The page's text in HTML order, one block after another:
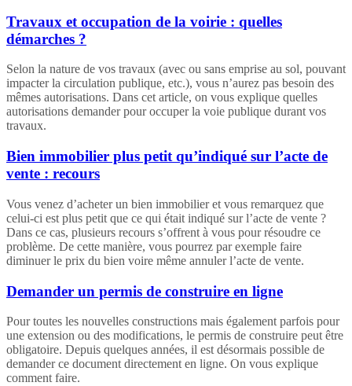
Travaux et occupation de la voirie : quelles
démarches ?
Selon la nature de vos travaux (avec ou sans emprise au sol, pouvant
impacter la circulation publique, etc.), vous n’aurez pas besoin des
mêmes autorisations. Dans cet article, on vous explique quelles
autorisations demander pour occuper la voie publique durant vos
travaux.
Bien immobilier plus petit qu’indiqué sur l’acte de
vente : recours
Vous venez d’acheter un bien immobilier et vous remarquez que
celui-ci est plus petit que ce qui était indiqué sur l’acte de vente ?
Dans ce cas, plusieurs recours s’offrent à vous pour résoudre ce
problème. De cette manière, vous pourrez par exemple faire
diminuer le prix du bien voire même annuler l’acte de vente.
Demander un permis de construire en ligne
Pour toutes les nouvelles constructions mais également parfois pour
une extension ou des modifications, le permis de construire peut être
obligatoire. Depuis quelques années, il est désormais possible de
demander ce document directement en ligne. On vous explique
comment faire.